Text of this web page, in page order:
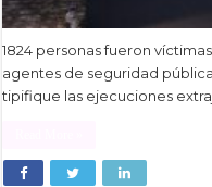
1824 personas fueron
agentes de seguridad
tipifique las ejecuciones